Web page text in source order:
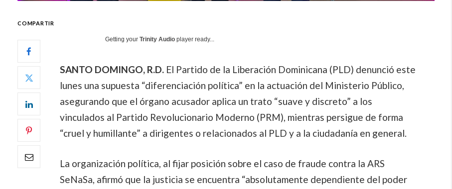
COMPARTIR
Getting your Trinity Audioplayer ready...
SANTO DOMINGO, R.D.El Partido de la Liberación Dominicana (PLD) denunció este
lunes una supuesta “diferenciación política” en la actuación del Ministerio Público,
asegurando que el órgano acusador aplica un trato “suave y discreto” a los
vinculados al Partido Revolucionario Moderno (PRM), mientras persigue de forma
“cruel y humillante” a dirigentes o relacionados al PLD y a la ciudadanía en general.
La organización política, al fijar posición sobre el caso de fraude contra la ARS
SeNaSa, afirmó que la justicia se encuentra “absolutamente dependiente del poder